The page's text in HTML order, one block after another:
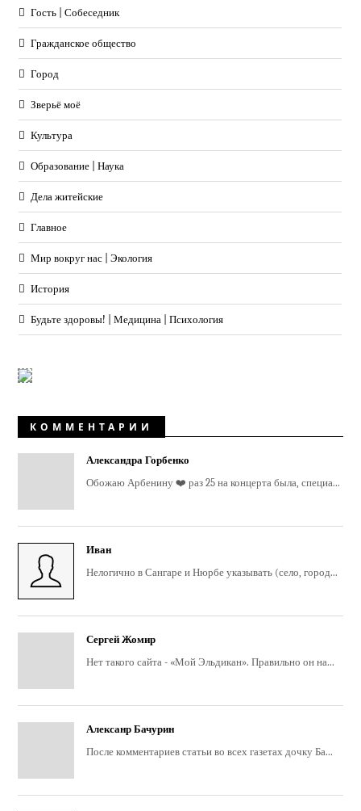
Гость | Собеседник
Гражданское общество
Город
Зверьё моё
Культура
Образование | Наука
Дела житейские
Главное
Мир вокруг нас | Экология
История
Будьте здоровы! | Медицина | Психология
КОММЕНТАРИИ
Александра Горбенко
Обожаю Арбенину ❤️ раз 25 на концерта была, специа...
Иван
Нелогично в Сангаре и Нюрбе указывать (село, город...
Сергей Жомир
Нет такого сайта - «Мой Эльдикан». Правильно он на...
Алексанр Бачурин
После комментариев статьи во всех газетах дочку Ба...